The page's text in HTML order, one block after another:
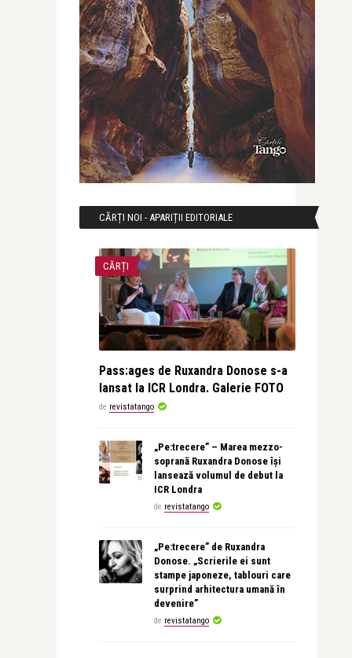
CĂRȚI NOI - APARIȚII EDITORIALE
CĂRȚI
Pass:ages de Ruxandra Donose s-a
lansat la ICR Londra. Galerie FOTO
de revistatango
„Pe:trecere” – Marea mezzo-
soprană Ruxandra Donose își
lansează volumul de debut la
ICR Londra
de revistatango
„Pe:trecere” de Ruxandra
Donose. „Scrierile ei sunt
stampe japoneze, tablouri care
surprind arhitectura umană în
devenire”
de revistatango